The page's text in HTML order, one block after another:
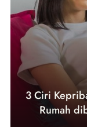
3 Ciri
Rumah